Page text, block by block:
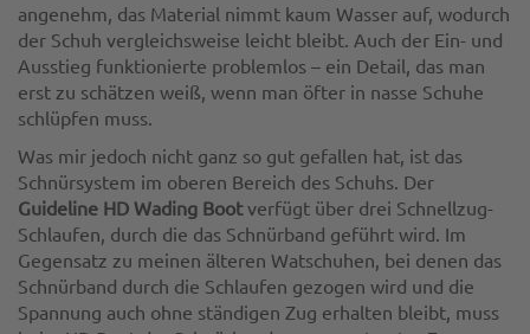
angenehm, das Material nimmt kaum Wasser auf, wodurch
der Schuh vergleichsweise leicht bleibt. Auch der Ein- und
Ausstieg funktionierte problemlos – ein Detail, das man
erst zu schätzen weiß, wenn man öfter in nasse Schuhe
schlüpfen muss.
Was mir jedoch nicht ganz so gut gefallen hat, ist das
Schnürsystem im oberen Bereich des Schuhs. Der
Guideline HD Wading Bootverfügt über drei Schnellzug-
Schlaufen, durch die das Schnürband geführt wird. Im
Gegensatz zu meinen älteren Watschuhen, bei denen das
Schnürband durch die Schlaufen gezogen wird und die
Spannung auch ohne ständigen Zug erhalten bleibt, muss